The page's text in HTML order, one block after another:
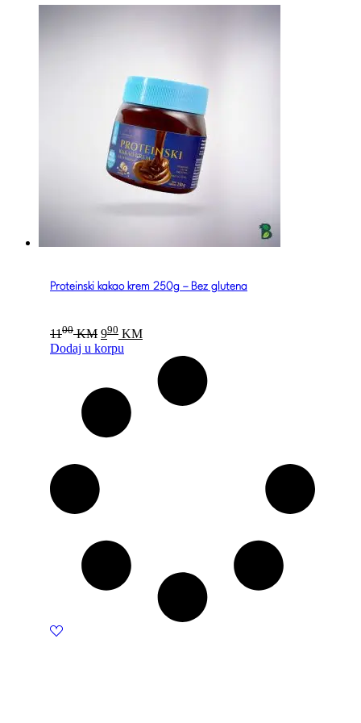
Proteinski kakao krem 250g – Bez glutena
1100 KM Original
price
was:
990 KMCurrent
price
990 KM.
Dodaj u korpu